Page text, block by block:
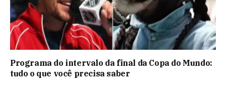
Programa do intervalo da final da Copa do Mundo:
tudo o que você precisa saber